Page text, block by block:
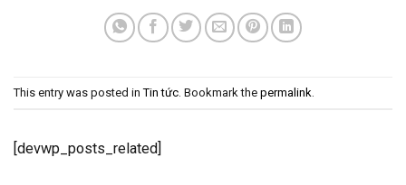
This entry was posted inTin tức . Bookmark the permalink
[devwp_posts_related]